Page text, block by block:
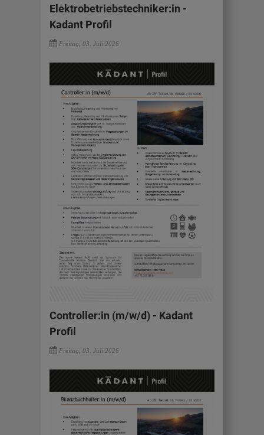
Elektrobetriebstechniker:in -
Kadant Profil
Freitag, 03. Juli 2026
Controller:in (m/w/d) - Kadant
Profil
Freitag, 03. Juli 2026